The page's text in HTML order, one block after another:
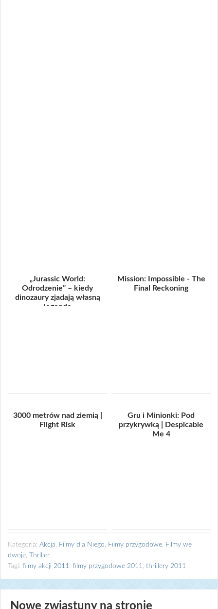
„Jurassic World:
Odrodzenie” – kiedy
dinozaury zjadają własną
legendę
Mission: Impossible - The
Final Reckoning
3000 metrów nad ziemią |
Flight Risk
Gru i Minionki: Pod
przykrywką | Despicable
Me 4
Kategoria: Akcja, Filmy dla Niego, Filmy przygodowe, Filmy we
dwoje,
Thriller
Tagi: filmy akcji 2011, filmy przygodowe 2011, thrillery 2011
Nowe zwiastuny na stronie